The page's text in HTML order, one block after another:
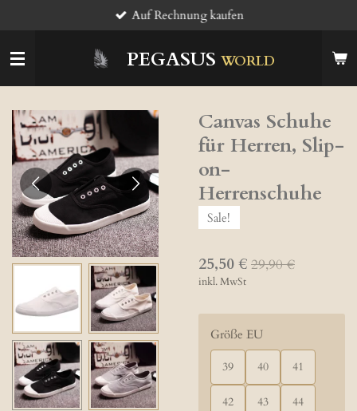
Hauptinhalt
springen
PEGASUS WORLD
Auf Rechnung kaufen
Canvas Schuhe
für Herren, Slip-
on-
Herrenschuhe
Sale!
25,50 € 29,90 €
inkl. MwSt
Größe EU
39 40 41
42 43 44